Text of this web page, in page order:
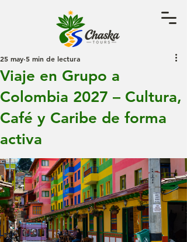
Viaje en Grupo a
Colombia 2027 – Cultura,
Café y Caribe de forma
activa
25 may 5 min de lectura